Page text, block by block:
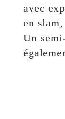
avec
en
Un